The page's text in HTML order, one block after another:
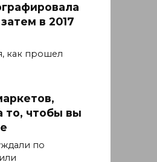
в 2017
как прошел
то, чтобы вы
по